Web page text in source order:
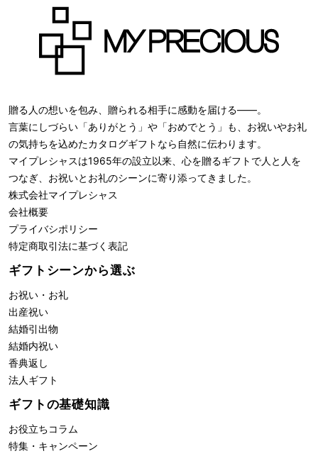
贈る人の想いを包み、贈られる相手に感動を届ける――。
言葉にしづらい「ありがとう」や「おめでとう」も、お祝いやお礼
の気持ちを込めたカタログギフトなら自然に伝わります。
マイプレシャスは1965年の設立以来、心を贈るギフトで人と人を
つなぎ、お祝いとお礼のシーンに寄り添ってきました。
株式会社マイプレシャス
会社概要
プライバシポリシー
特定商取引法に基づく表記
ギフトシーンから選ぶ
お祝い・お礼
出産祝い
結婚引出物
結婚内祝い
香典返し
法人ギフト
ギフトの基礎知識
お役立ちコラム
特集・キャンペーン